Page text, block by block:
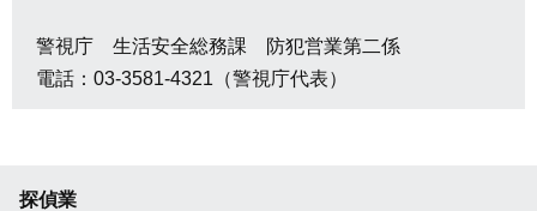
警視庁 生活安全総務課 防犯営業第二係
電話：03-3581-4321（警視庁代表）
探偵業